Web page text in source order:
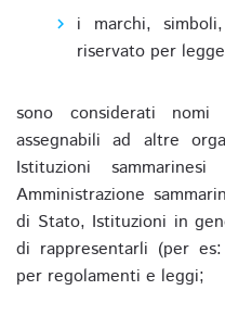
i marchi,
riservato per
sono considerati
assegnabili ad altre
Istituzioni
Amministrazione
di Stato, Istituzioni in
di rappresentarli (per
per regolamenti e leggi;